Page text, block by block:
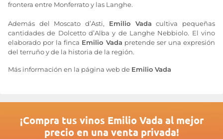
frontera entre Monferrato y las Langhe.
Además del Moscato d’Asti, Emilio Vada cultiva pequeñas
cantidades de Dolcetto d’Alba y de Langhe Nebbiolo. El vino
elaborado por la finca Emilio Vada pretende ser una expresión
del terruño y de la historia de la región.
Más información en la página web de Emilio Vada
¡Compra tus vinos Emilio Vada al mejor
precio en una venta privada!